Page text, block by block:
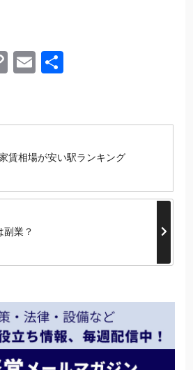
CopyEmail
賃相場が安い駅ランキング
副業？